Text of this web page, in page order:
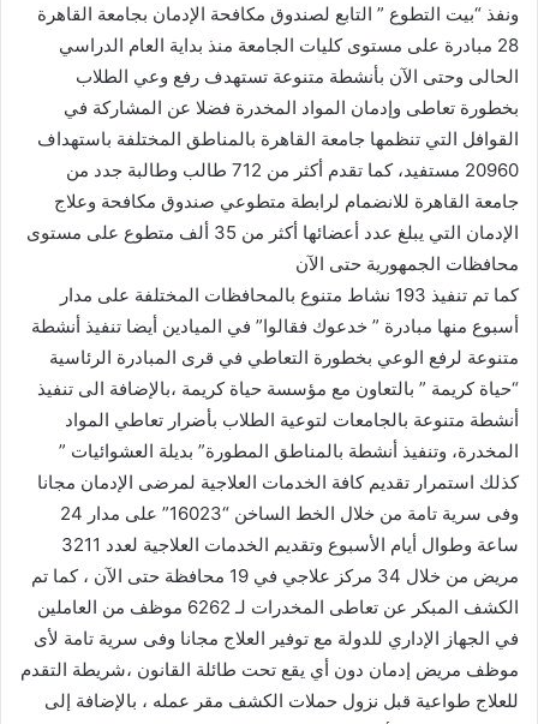
ونفذ “بيت التطوع ” التابع لصندوق مكافحة الإدمان بجامعة القاهرة
28 مبادرة على مستوى كليات الجامعة منذ بداية العام الدراسي
الحالى وحتى الآن بأنشطة متنوعة تستهدف رفع وعي الطلاب
بخطورة تعاطى وإدمان المواد المخدرة فضلا عن المشاركة في
القوافل التي تنظمها جامعة القاهرة بالمناطق المختلفة باستهداف
20960 مستفيد، كما تقدم أكثر من 712 طالب وطالبة جدد من
جامعة القاهرة للانضمام لرابطة متطوعي صندوق مكافحة وعلاج
الإدمان التي يبلغ عدد أعضائها أكثر من 35 ألف متطوع على مستوى
محافظات الجمهورية حتى الآن
كما تم تنفيذ 193 نشاط متنوع بالمحافظات المختلفة على مدار
أسبوع منها مبادرة ” خدعوك فقالوا” في الميادين أيضا تنفيذ أنشطة
متنوعة لرفع الوعي بخطورة التعاطي في قرى المبادرة الرئاسية
“حياة كريمة ” بالتعاون مع مؤسسة حياة كريمة ،بالإضافة الى تنفيذ
أنشطة متنوعة بالجامعات لتوعية الطلاب بأضرار تعاطي المواد
المخدرة، وتنفيذ أنشطة بالمناطق المطورة” بديلة العشوائيات ”
كذلك استمرار تقديم كافة الخدمات العلاجية لمرضى الإدمان مجانا
وفى سرية تامة من خلال الخط الساخن “16023” على مدار 24
ساعة وطوال أيام الأسبوع وتقديم الخدمات العلاجية لعدد 3211
مريض من خلال 34 مركز علاجي في 19 محافظة حتى الآن ، كما تم
الكشف المبكر عن تعاطى المخدرات لـ 6262 موظف من العاملين
في الجهاز الإداري للدولة مع توفير العلاج مجانا وفى سرية تامة لأى
موظف مريض إدمان دون أي يقع تحت طائلة القانون ،شريطة التقدم
للعلاج طواعية قبل نزول حملات الكشف مقر عمله ، بالإضافة إلى